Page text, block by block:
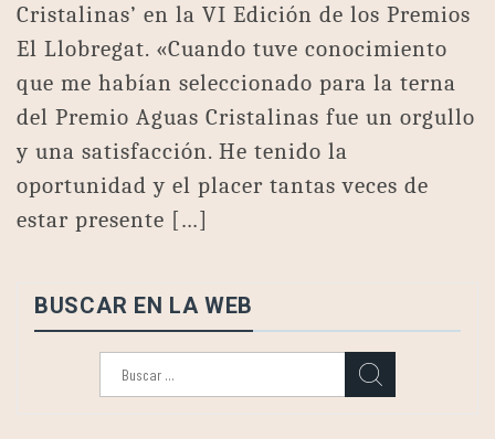
Cristalinas’ en la VI Edición de los Premios
El Llobregat. «Cuando tuve conocimiento
que me habían seleccionado para la terna
del Premio Aguas Cristalinas fue un orgullo
y una satisfacción. He tenido la
oportunidad y el placer tantas veces de
estar presente […]
BUSCAR EN LA WEB